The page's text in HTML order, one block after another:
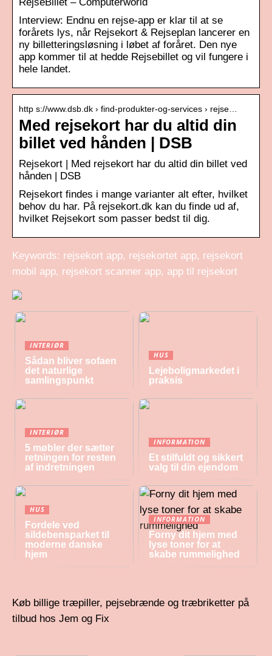
Interview: Endnu en rejse-app er klar til at se
forårets lys, når Rejsekort & Rejseplan lancerer en
ny billetteringsløsning i løbet af foråret. Den nye
app kommer til at hedde Rejsebillet og vil fungere i
hele landet.
http s://www.dsb.dk › find-produkter-og-services › rejse…
Med rejsekort har du altid din
billet ved hånden | DSB
Rejsekort | Med rejsekort har du altid din billet ved
hånden | DSB
Rejsekort findes i mange varianter alt efter, hvilket
behov du har. På rejsekort.dk kan du finde ud af,
hvilket Rejsekort som passer bedst til dig.
Keywords: rejsekort app, rejsekortet app, rejsekort
mobil app, rejsekort scanner app, app til rejsekort
INTERIØR
Sådan bliver sofaen
det naturlige
samlingspunkt
HUS
Lejeboligmarkedet i
praksis
INTERIØR
5 møbler der sætter
retningen for resten
af indretningen
INFORMATION
Et stilfuldt og sikkert
valg til din ejendom
HUS
Fordele ved
sildebensparket til
moderne danske
hjem
INFORMATION
Forny dit hjem med
lyse toner for at
skabe rummelighed
Køb billige træpiller, pejsebrænde og træbriketter på
tilbud hos Jem og Fix